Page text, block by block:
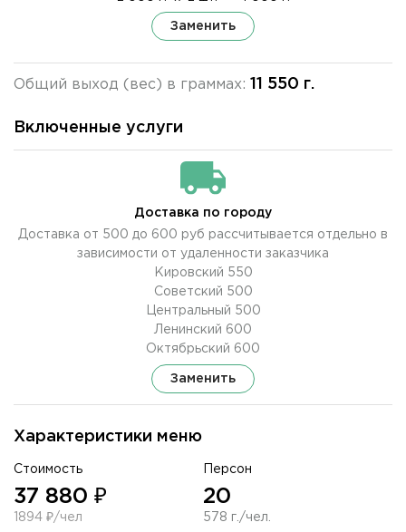
Характеристики меню
Стоимость
37 880 ₽
1894 ₽/чел
Персон
20
578 г./чел.
Заменить
Общий выход (вес) в граммах: 11 550 г.
Включенные услуги
Доставка по городу
Доставка от 500 до 600 руб рассчитывается отдельно в
зависимости от удаленности заказчика
Кировский 550
Советский 500
Центральный 500
Ленинский 600
Октябрьский 600
Заменить